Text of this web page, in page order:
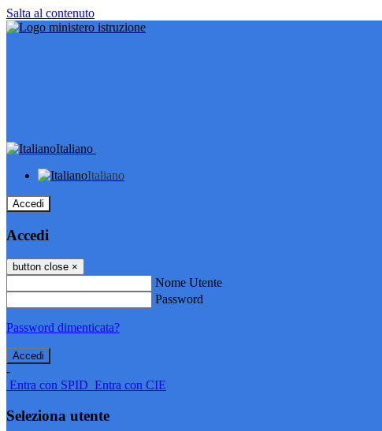
Salta al contenuto
Italiano
Italiano
Accedi
Accedi
button close ×
Nome Utente
Password
Password dimenticata?
-
Entra con SPID Entra con CIE
Seleziona utente